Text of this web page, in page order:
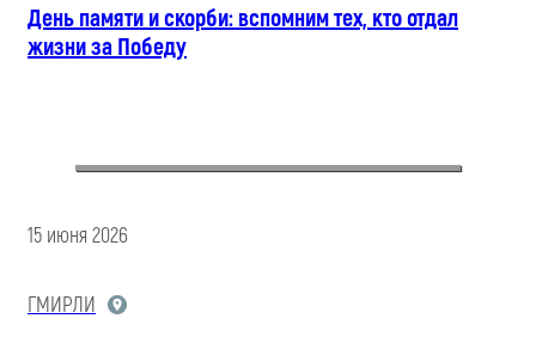
День памяти и скорби: вспомним тех, кто отдал
жизни за Победу
15 июня 2026
ГМИРЛИ